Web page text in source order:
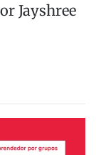
Jayshree